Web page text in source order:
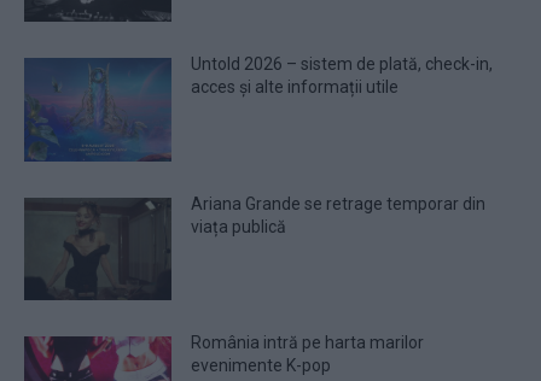
Untold 2026 – sistem de plată, check-in,
acces și alte informații utile
Ariana Grande se retrage temporar din
viața publică
România intră pe harta marilor
evenimente K-pop